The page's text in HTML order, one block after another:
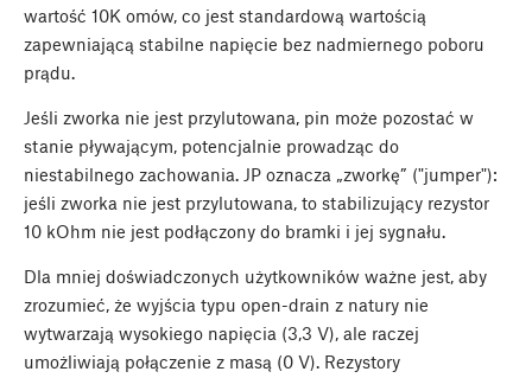
wartość 10K omów, co jest standardową wartością
zapewniającą stabilne napięcie bez nadmiernego poboru
prądu.
Jeśli zworka nie jest przylutowana, pin może pozostać w
stanie pływającym, potencjalnie prowadząc do
niestabilnego zachowania. JP oznacza „zworkę” ("jumper"):
jeśli zworka nie jest przylutowana, to stabilizujący rezystor
10 kOhm nie jest podłączony do bramki i jej sygnału.
Dla mniej doświadczonych użytkowników ważne jest, aby
zrozumieć, że wyjścia typu open-drain z natury nie
wytwarzają wysokiego napięcia (3,3 V), ale raczej
umożliwiają połączenie z masą (0 V). Rezystory